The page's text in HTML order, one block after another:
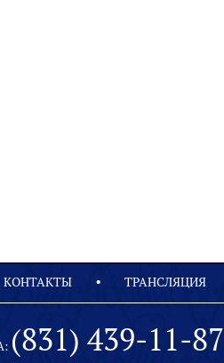
КОНТАКТЫ ТРАНСЛЯЦИЯ
(831) 439-11-87